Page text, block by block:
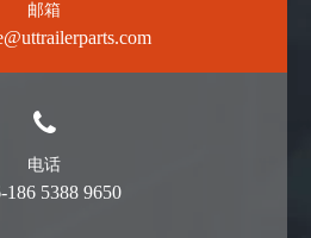
邮箱
电话
186 5388 9650